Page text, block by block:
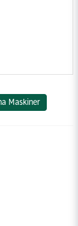
Maskiner